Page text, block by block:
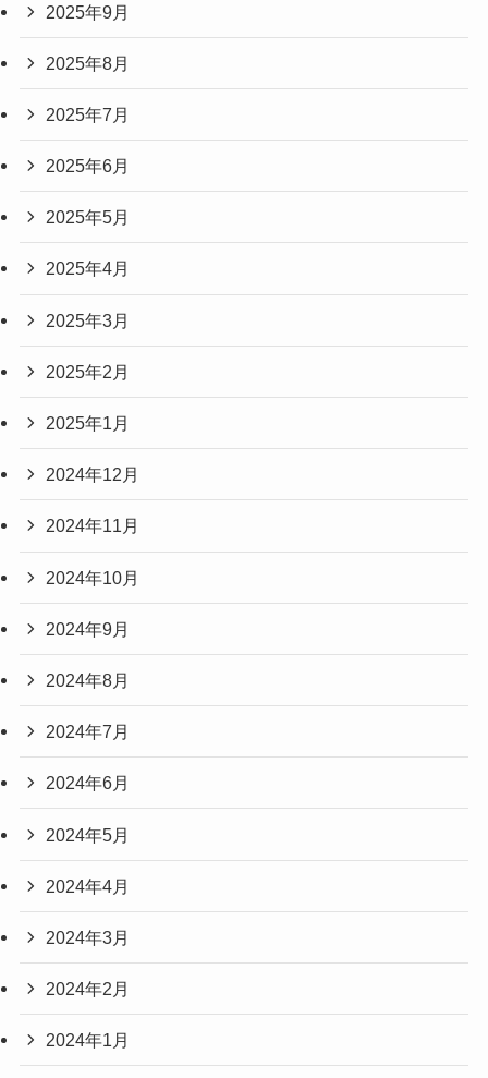
2025年9月
2025年8月
2025年7月
2025年6月
2025年5月
2025年4月
2025年3月
2025年2月
2025年1月
2024年12月
2024年11月
2024年10月
2024年9月
2024年8月
2024年7月
2024年6月
2024年5月
2024年4月
2024年3月
2024年2月
2024年1月